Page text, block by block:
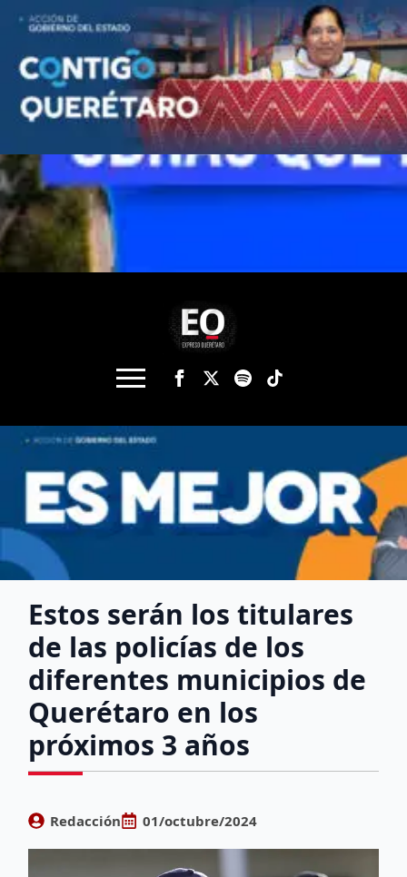
Estos serán los titulares
de las policías de los
diferentes municipios de
Querétaro en los
próximos 3 años
Redacción 01/octubre/2024